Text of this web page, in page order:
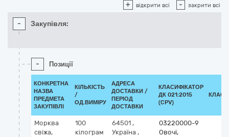
+ відкрити всі - закрити всі
- Закупівля:
- Позиції
КОНКРЕТНА
НАЗВА
ПРЕДМЕТА
ЗАКУПІВЛІ
КІЛЬКІСТЬ
/
ОД.ВИМІРУ
АДРЕСА
ДОСТАВКИ /
ПЕРІОД
ДОСТАВКИ
КЛАСИФІКАТОР
ДК 021:2015
(CPV)
Морква
свіжа,
100
кілограм
64501 ,
Україна ,
03220000-9
Овочі,